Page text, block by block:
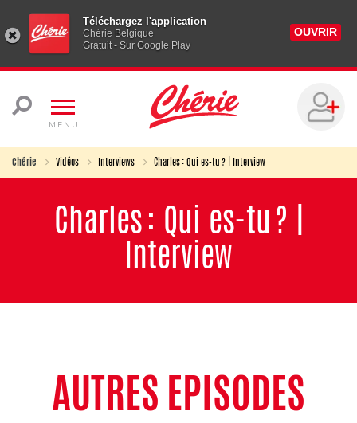
Téléchargez l'application
Chérie Belgique
Gratuit - Sur Google Play
OUVRIR
MENU
Chérie Vidéos Interviews Charles : Qui es-tu ? | Interview
Charles : Qui es-tu ? |
Interview
AUTRES EPISODES